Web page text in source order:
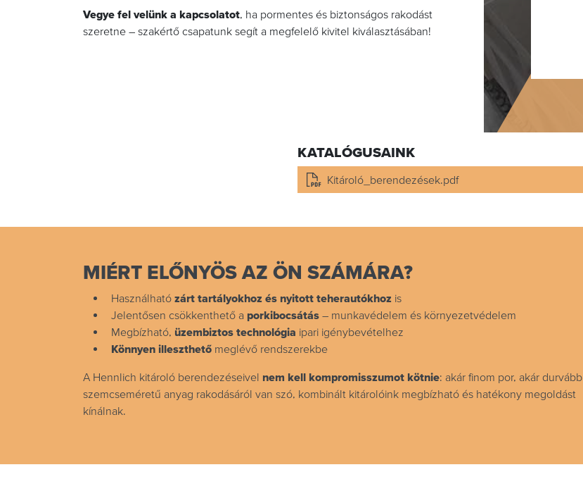
Vegye fel velünk a kapcsolatot, ha pormentes és biztonságos rakodást
szeretne – szakértő csapatunk segít a megfelelő kivitel kiválasztásában!
KATALÓGUSAINK
Kitároló_berendezések.pdf
MIÉRT ELŐNYÖS AZ ÖN SZÁMÁRA?
Használható zárt tartályokhoz és nyitott teherautókhoz is
Jelentősen csökkenthető a porkibocsátás – munkavédelem és környezetvédelem
Megbízható, üzembiztos technológia ipari igénybevételhez
Könnyen illeszthető meglévő rendszerekbe
A Hennlich kitároló berendezéseivel nem kell kompromisszumot kötnie: akár finom por, akár durvább
szemcseméretű anyag rakodásáról van szó, kombinált kitárolóink megbízható és hatékony megoldást
kínálnak.